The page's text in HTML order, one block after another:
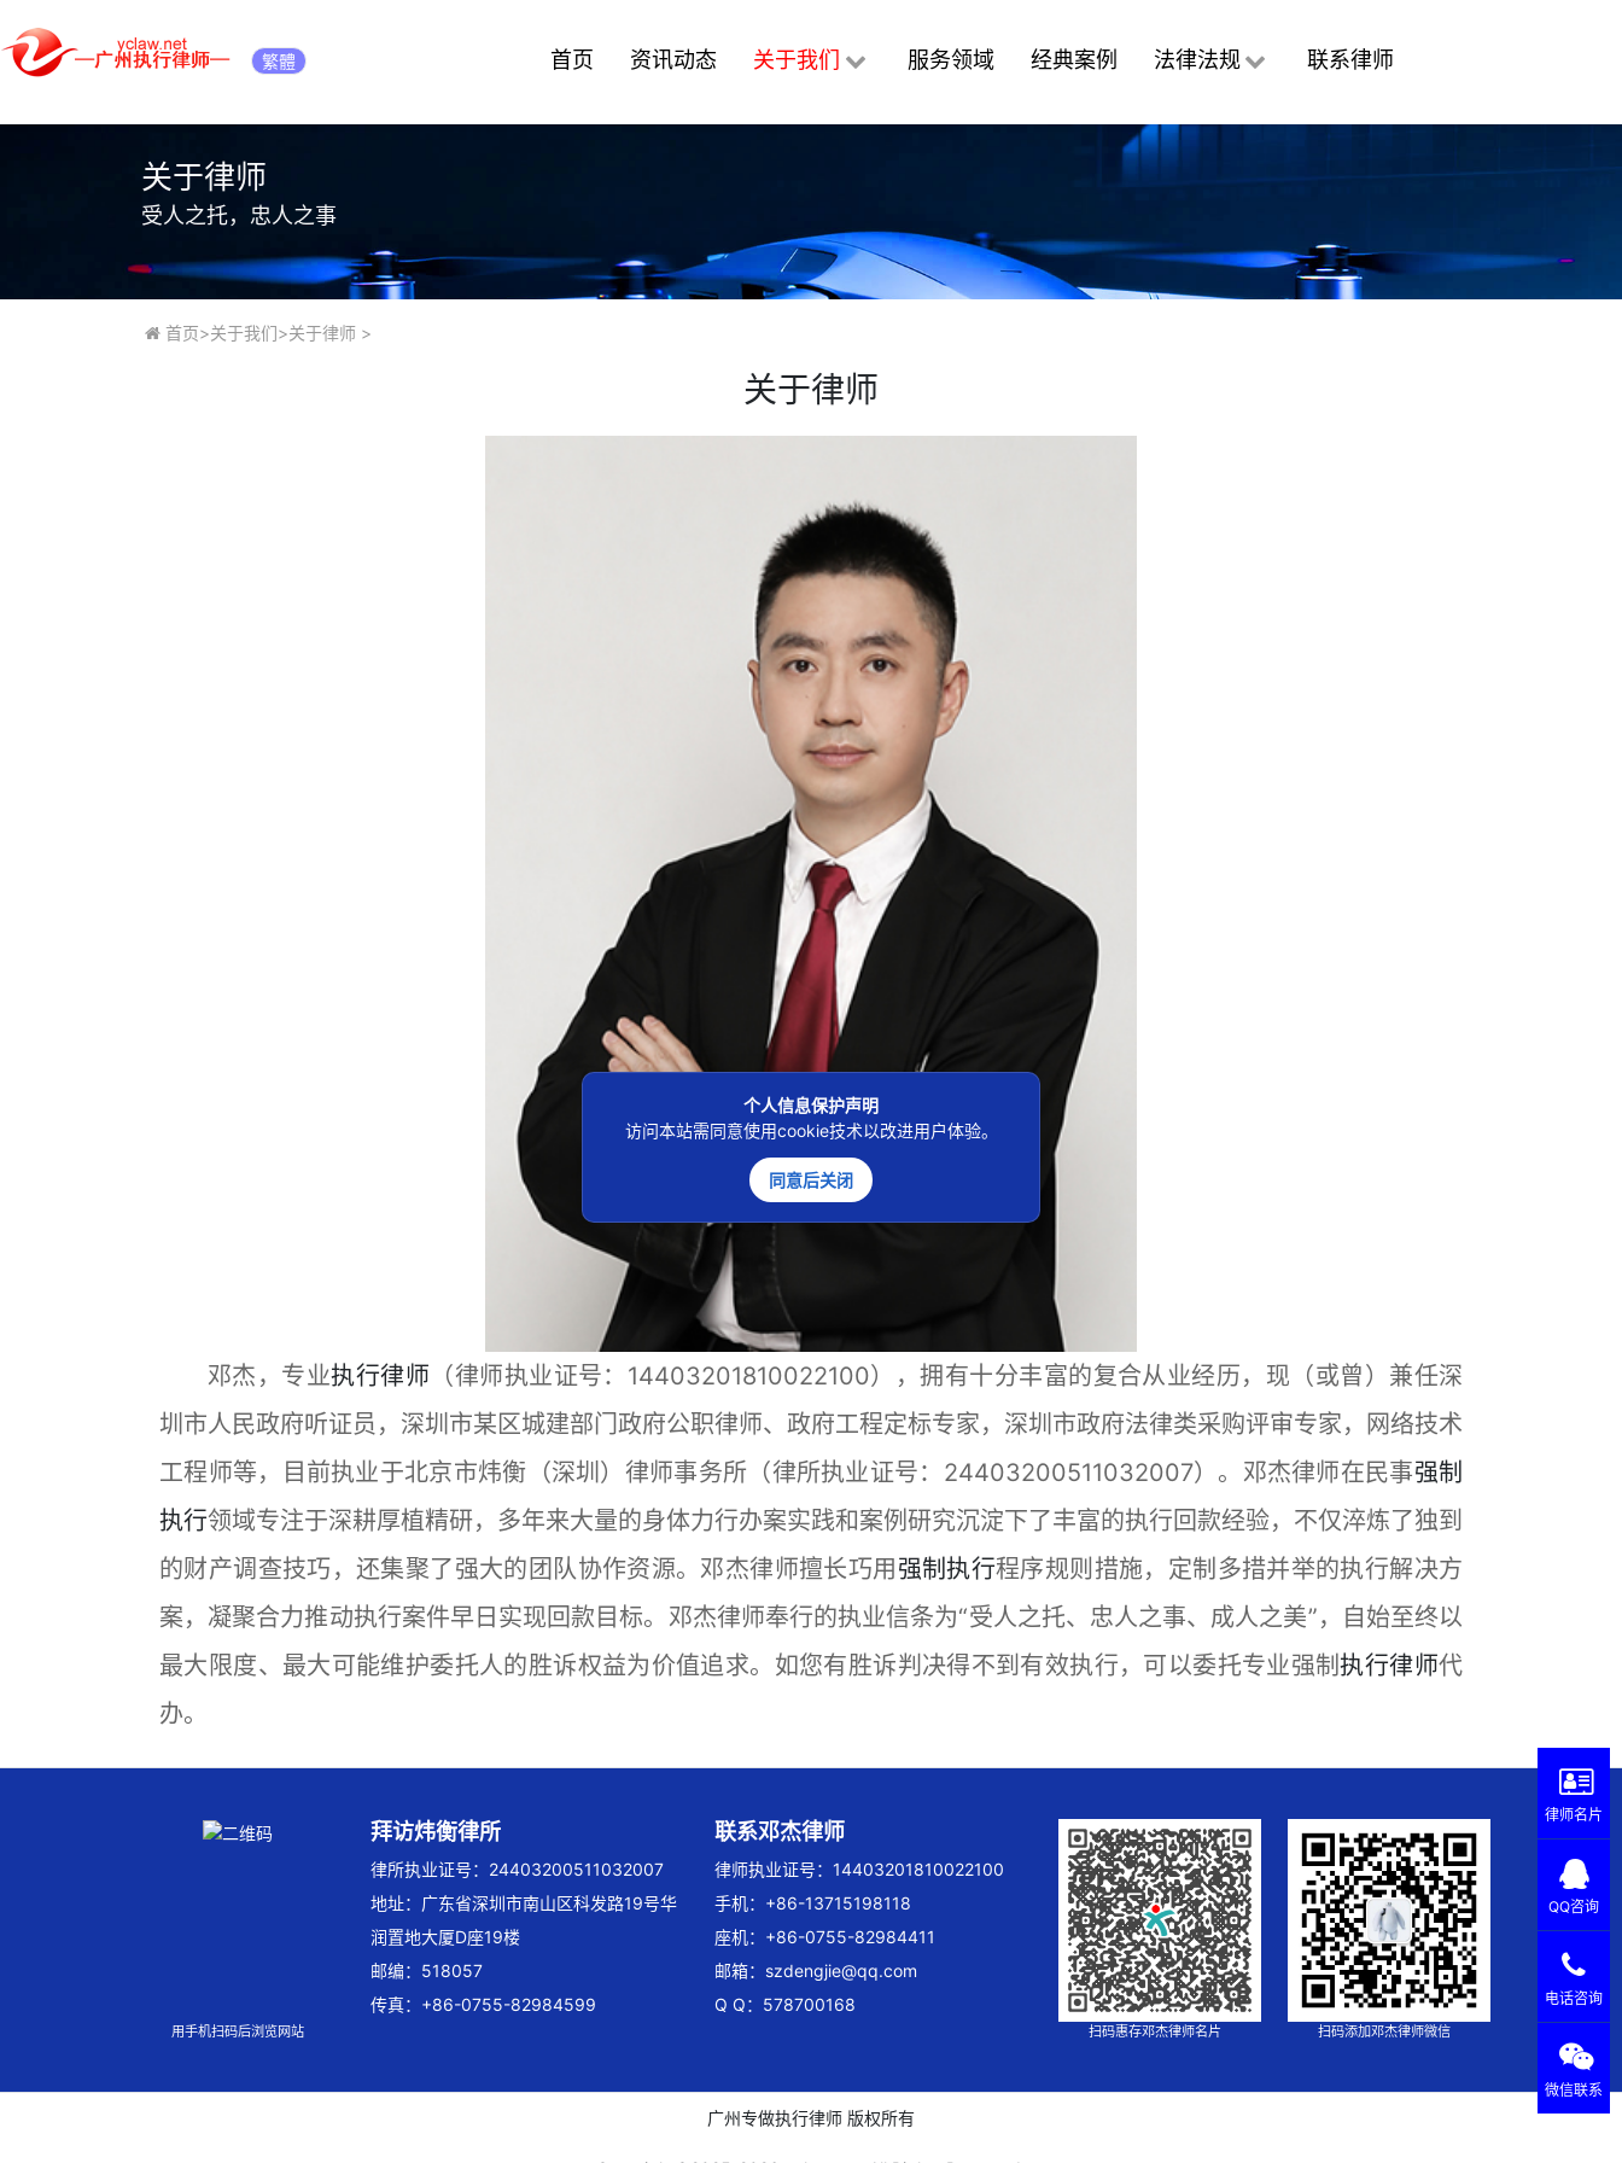
繁體 首页 资讯动态 关于我们 服务领域 经典案例 法律法规 联系律师
关于律师
受人之托，忠人之事
首页>关于我们>关于律师>
关于律师
邓杰，专业执行律师 （律师执业证号：14403201810022100），拥有十分丰富的复合从业经历，现（或曾）兼任深
圳市人民政府听证员，深圳市某区城建部门政府公职律师、政府工程定标专家，深圳市政府法律类采购评审专家，网络技术
工程师等，目前执业于北京市炜衡（深圳）律师事务所（律所执业证号：24403200511032007）。邓杰律师在民事强制
执行领域专注于深耕厚植精研，多年来大量的身体力行办案实践和案例研究沉淀下了丰富的执行回款经验，不仅淬炼了独到
的财产调查技巧，还集聚了强大的团队协作资源。邓杰律师擅长巧用 强制执行程序规则措施，定制多措并举的执行解决方
案，凝聚合力推动执行案件早日实现回款目标。邓杰律师奉行的执业信条为“受人之托、忠人之事、成人之美”，自始至终以
最大限度、最大可能维护委托人的胜诉权益为价值追求。如您有胜诉判决得不到有效执行，可以委托专业强制执行律师代
办。
用手机扫码后浏览网站
拜访炜衡律所
律所执业证号：24403200511032007
地址：广东省深圳市南山区科发路19号华
润置地大厦D座19楼
邮编：518057
传真：+86-0755-82984599
联系邓杰律师
律师执业证号：14403201810022100
手机：+86-13715198118
座机：+86-0755-82984411
邮箱： szdengjie@qq.com
Q Q：578700168
扫码惠存邓杰律师名片 扫码添加邓杰律师微信
广州专做执行律师 版权所有
律师名片
QQ咨询
电话咨询
微信联系
个人信息保护声明
访问本站需同意使用cookie技术以改进用户体验。
同意后关闭